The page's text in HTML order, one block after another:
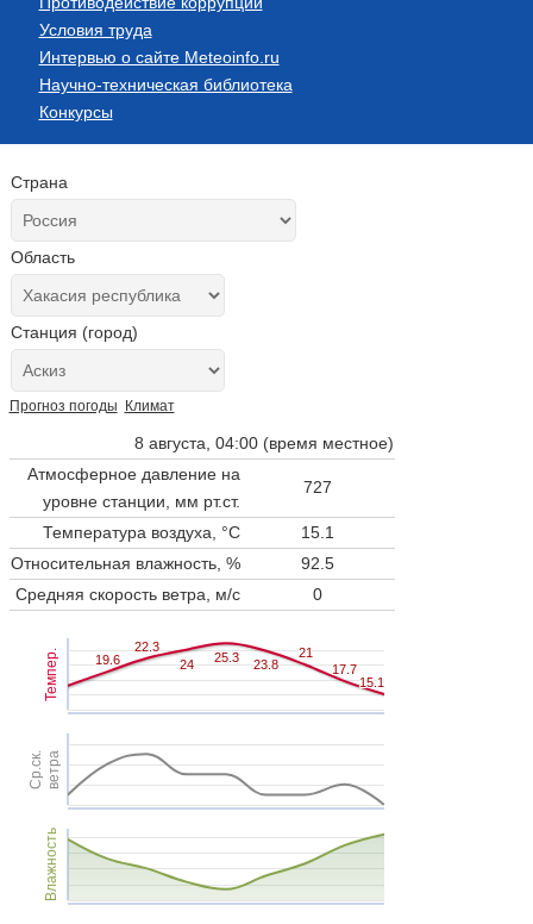
Условия труда
Интервью о сайте Meteoinfo.ru
Научно-техническая библиотека
Конкурсы
Страна
Область
Станция (город)
Прогноз погоды Климат
8 августа, 04:00 (время местное)
Атмосферное давление на
уровне станции, мм рт.ст.
727
Температура воздуха, °C
15.1
Относительная влажность, %
92.5
Средняя скорость ветра, м/с
0
Темпер.
Ср.ск.ветра
Влажность
19.6
19.6
22.3
22.3
24
24 25.3
25.3 23.8
23.8
21
21
17.7
17.7
15.1
15.1